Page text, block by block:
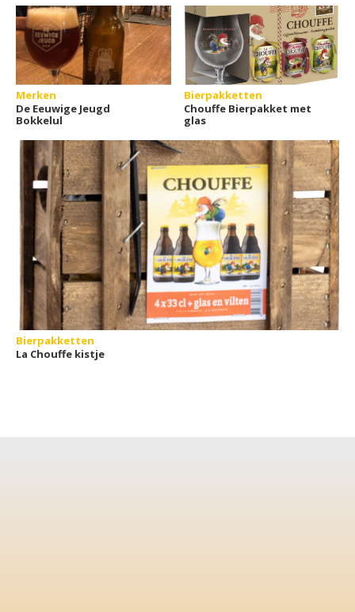
Merken
De Eeuwige Jeugd
Bokkelul
Bierpakketten
Chouffe Bierpakket met
glas
Bierpakketten
La Chouffe kistje